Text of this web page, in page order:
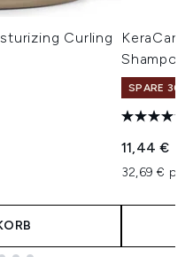
Curling
Shampoo
SPARE 30%
11,44 €
32,69 € pro